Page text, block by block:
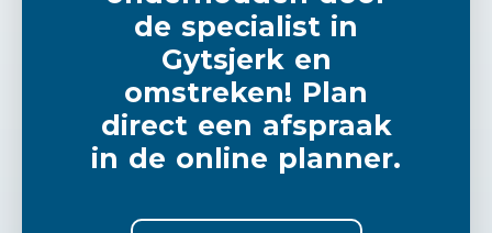
de specialist in
Gytsjerk en
omstreken! Plan
direct een afspraak
in de online planner.